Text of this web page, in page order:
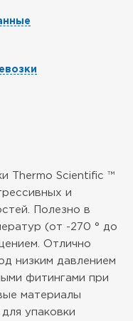
Thermo Scientific ™
и
Полезно в
(от -270 ° до
Отлично
низким давлением
фитингами при
материалы
упаковки